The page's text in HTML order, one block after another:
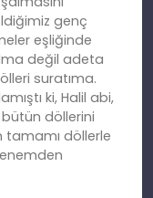
genç
eşliğinde
değil adeta
suratıma.
ki, Halil abi,
bütün döllerini
tamamı döllerle